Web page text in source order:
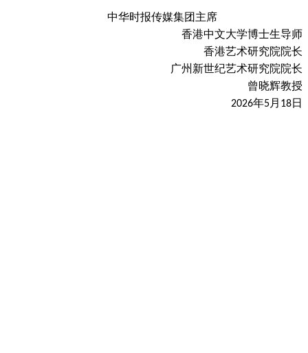
中华时报传媒集团主席
香港中文大学博士生导师
香港艺术研究院院长
广州新世纪艺术研究院院长
曾晓辉教授
2026年5月 18日